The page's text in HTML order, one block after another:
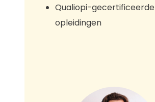
Qualiopi-gecertificeerde
opleidingen